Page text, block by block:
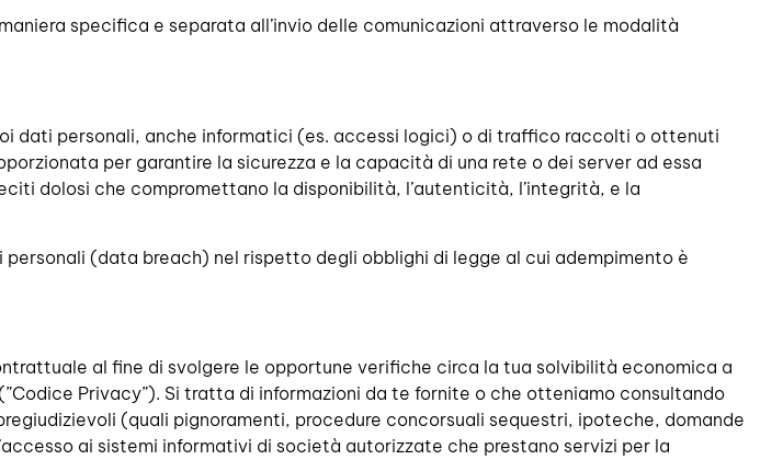
specifica e separata all’invio delle comunicazioni attraverso le modalità
dati personali, anche informatici (es. accessi logici) o di traffico raccolti o ottenuti
per garantire la sicurezza e la capacità di una rete o dei server ad essa
dolosi che compromettano la disponibilità, l’autenticità, l’integrità, e la
(data breach) nel rispetto degli obblighi di legge al cui adempimento è
al fine di svolgere le opportune verifiche circa la tua solvibilità economica a
Privacy”). Si tratta di informazioni da te fornite o che otteniamo consultando
(quali pignoramenti, procedure concorsuali sequestri, ipoteche, domande
ai sistemi informativi di società autorizzate che prestano servizi per la